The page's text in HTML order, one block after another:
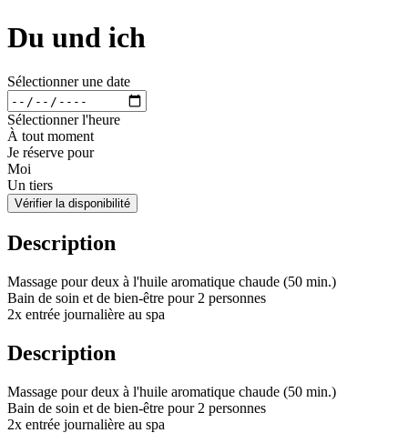
Du und ich
Sélectionner une date
Sélectionner l'heure
À tout moment
Je réserve pour
Moi
Un tiers
Vérifier la disponibilité
Description
Massage pour deux à l'huile aromatique chaude (50 min.)
Bain de soin et de bien-être pour 2 personnes
2x entrée journalière au spa
Description
Massage pour deux à l'huile aromatique chaude (50 min.)
Bain de soin et de bien-être pour 2 personnes
2x entrée journalière au spa